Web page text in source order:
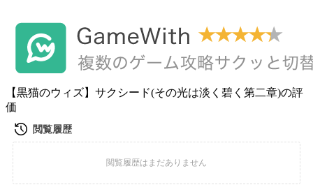
【黒猫のウィズ】サクシード(その光は淡く碧く第二章)の評
価